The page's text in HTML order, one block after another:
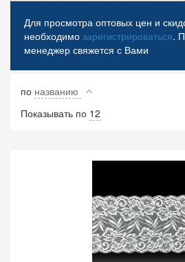
Для просмотра оптовых цен и
необходимо зарегистрироваться.
менеджер свяжется с Вами
по названию
Показывать по 12